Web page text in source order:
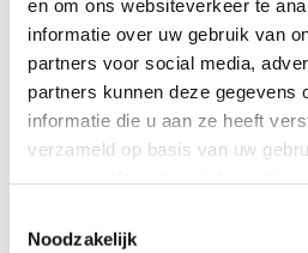
en om ons websiteverkeer te
informatie over uw gebruik van
partners voor social media,
partners kunnen deze gegevens
informatie die u aan ze heeft
verzameld op basis van uw
Noodzakelijk
Magneetafsluiter